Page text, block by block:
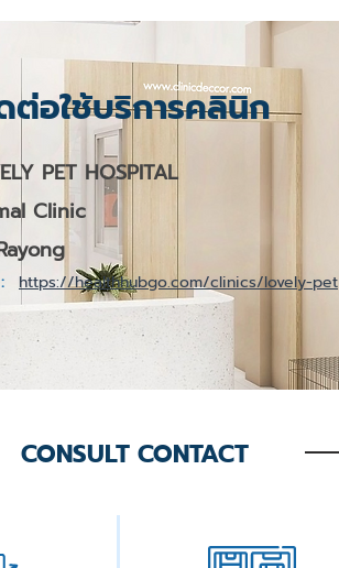
อใช้บริการคลินิก
PET HOSPITAL
Clinic
https://healthhubgo.com/clinics/lovely-pet
CONSULT CONTACT